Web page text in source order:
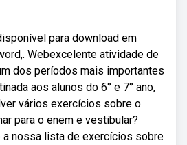
para download em
Webexcelente atividade de
dos períodos mais importantes
aos alunos do 6° e 7° ano,
vários exercícios sobre o
para o enem e vestibular?
nossa lista de exercícios sobre